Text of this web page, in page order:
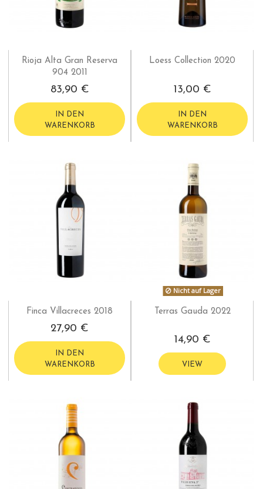
Rioja Alta Gran Reserva
904 2011
83,90 €
IN DEN
WARENKORB
Loess Collection 2020
13,00 €
IN DEN
WARENKORB
Finca Villacreces 2018
27,90 €
IN DEN
WARENKORB
Nicht auf Lager
Terras Gauda 2022
14,90 €
VIEW